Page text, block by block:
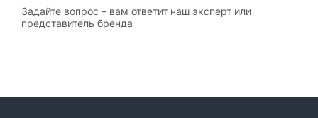
Задайте вопрос – вам ответит наш эксперт или
представитель бренда